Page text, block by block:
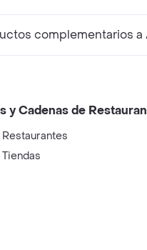
complementarios
y Cadenas de